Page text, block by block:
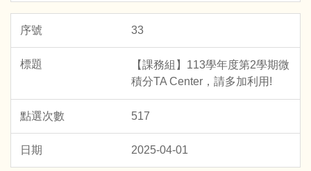
33
【課務組】113學年度第2學期微
積分TA Center，請多加利用!
517
2025-04-01